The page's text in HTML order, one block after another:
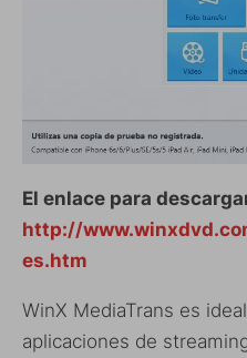
El enlace para
http://
es.htm
WinX MediaTrans es
aplicaciones de